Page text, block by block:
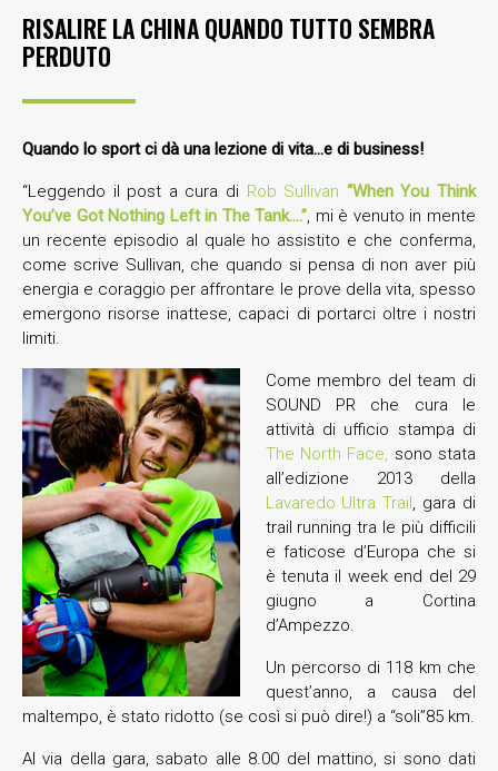
RISALIRE LA CHINA QUANDO TUTTO SEMBRA
PERDUTO
Quando lo sport ci dà una lezione di vita…e di business!
“Leggendo il post a cura di Rob Sullivan “When You Think
You’ve Got Nothing Left in The Tank….”, mi è venuto in mente
un recente episodio al quale ho assistito e che conferma,
come scrive Sullivan, che quando si pensa di non aver più
energia e coraggio per affrontare le prove della vita, spesso
emergono risorse inattese, capaci di portarci oltre i nostri
limiti.
Come membro del team di
SOUND PR che cura le
attività di ufficio stampa di
The North Face, sono stata
all’edizione 2013 della
Lavaredo Ultra Trail, gara di
trail running tra le più difficili
e faticose d’Europa che si
è tenuta il week end del 29
giugno a Cortina
d’Ampezzo.
Un percorso di 118 km che
quest’anno, a causa del
maltempo, è stato ridotto (se così si può dire!) a “soli”85 km.
Al via della gara, sabato alle 8.00 del mattino, si sono dati